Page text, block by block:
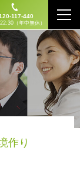
117-440
（年中無休）
作り